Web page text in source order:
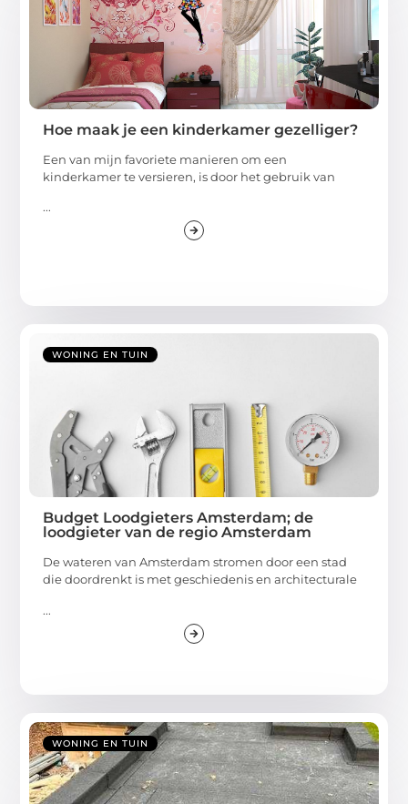
Hoe maak je een kinderkamer gezelliger?
Een van mijn favoriete manieren om een
kinderkamer te versieren, is door het gebruik van
...
WONING EN TUIN
Budget Loodgieters Amsterdam; de
loodgieter van de regio Amsterdam
De wateren van Amsterdam stromen door een stad
die doordrenkt is met geschiedenis en architecturale
...
WONING EN TUIN